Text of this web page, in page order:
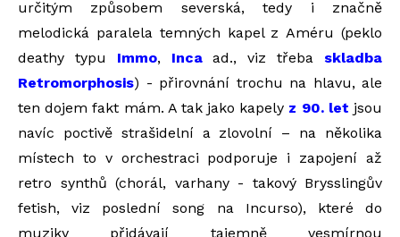
určitým způsobem severská, tedy i značně
melodická paralela temných kapel z Améru (peklo
deathy typu Immo, Inca ad., viz třeba skladba
Retromorphosis) - přirovnání trochu na hlavu, ale
ten dojem fakt mám. A tak jako kapely z 90. let jsou
navíc poctivě strašidelní a zlovolní – na několika
místech to v orchestraci podporuje i zapojení až
retro synthů (chorál, varhany - takový Brysslingův
fetish, viz poslední song na Incurso), které do
muziky přidávají tajemně vesmírnou